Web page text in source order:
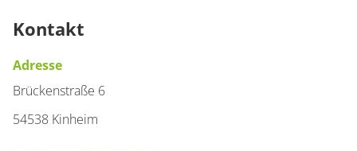
Kontakt
Adresse
Brückenstraße 6
54538 Kinheim